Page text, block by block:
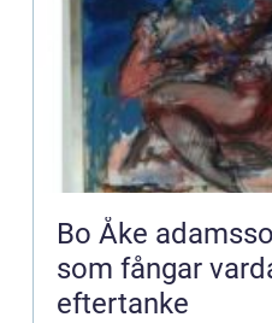
Bo Åke adamsson
som fångar
eftertanke